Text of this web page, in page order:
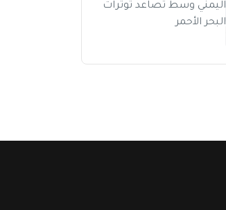
اليمني وسط تصاعد توترات
البحر الأحمر